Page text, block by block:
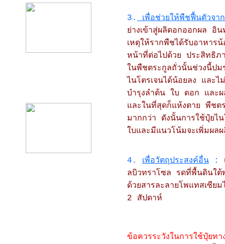
3.
เพื่อช่วยให้พืชฟื้นตัวจ
ย่างเข้าสู่ผลิดอกออกผล อิน
เหตุให้รากพืชได้รับอาหาร
หน้าที่ต่อไปด้วย ประสิทธิภ
ในพืชตระกูลถั่วนั้นช่วงนี้ปม
ไนโตรเจนได้น้อยลง และไ
บำรุงลำต้น ใบ ดอก และผล
และในที่สุดก็แห้งตาย พืชต
มากกว่า ดังนั้นการใช้ปุ๋ยไ
ใบและมีแนวโน้มจะเพิ่มผล
4. เพื่อวัตถุประสงค์อื่น :
ลบิวทราโซล รดที่พื้นดินใ
ด้วยสารละลายโพแทสเซีย
2 สัปดาห์
ข้อควรระวังในการใช้ปุ๋ยทา